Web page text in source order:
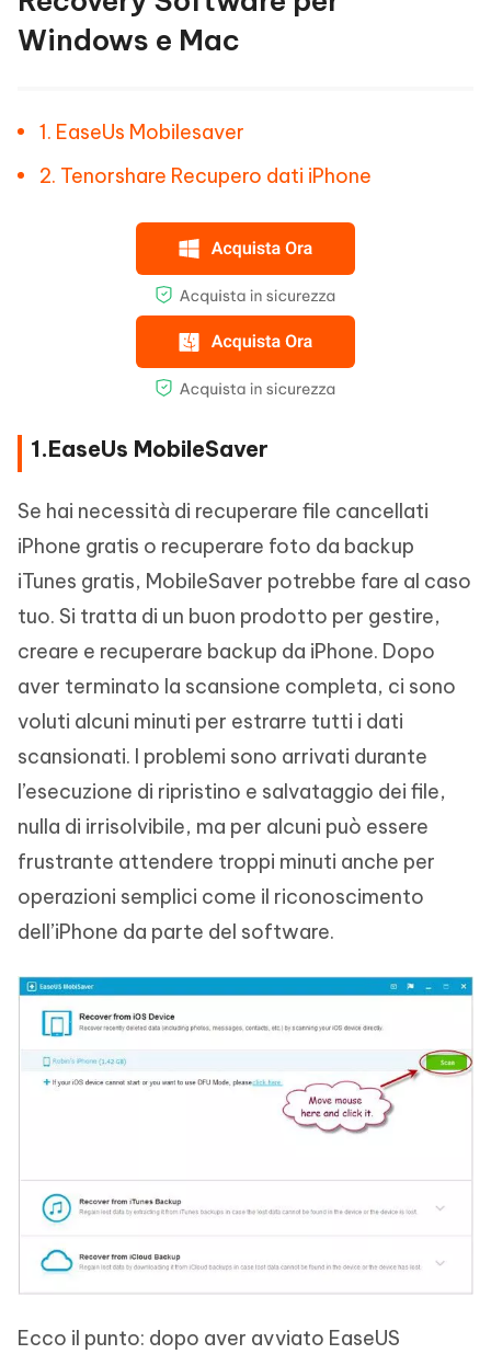
Windows e Mac
1. EaseUs Mobilesaver
2. Tenorshare Recupero dati iPhone
1.EaseUs MobileSaver
Se hai necessità di recuperare file cancellati
iPhone gratis o recuperare foto da backup
iTunes gratis, MobileSaver potrebbe fare al caso
tuo. Si tratta di un buon prodotto per gestire,
creare e recuperare backup da iPhone. Dopo
aver terminato la scansione completa, ci sono
voluti alcuni minuti per estrarre tutti i dati
scansionati. I problemi sono arrivati durante
l’esecuzione di ripristino e salvataggio dei file,
nulla di irrisolvibile, ma per alcuni può essere
frustrante attendere troppi minuti anche per
operazioni semplici come il riconoscimento
dell’iPhone da parte del software.
Ecco il punto: dopo aver avviato EaseUS